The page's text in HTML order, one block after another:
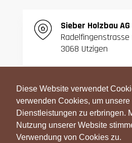
Diese Website verwendet
verwenden Cookies, um unsere
Dienstleistungen zu erbringen.
Nutzung unserer Website
Verwendung von Cookies zu.
Sieber Holzbau AG
Radelfingenstrasse
3068 Utzigen
T:031 839 06 27
031 839 42 23